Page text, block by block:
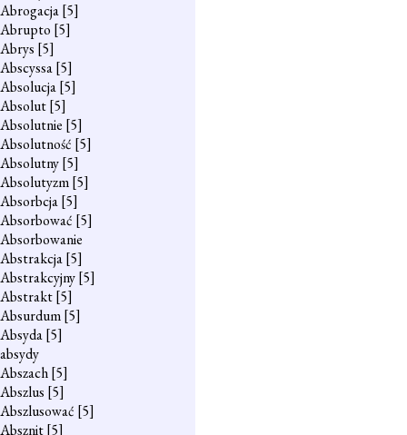
Abrogacja[5]
Abrupto [5]
Abrys [5]
Abscyssa[5]
Absolucja[5]
Absolut[5]
Absolutnie [5]
Absolutność [5]
Absolutny[5]
Absolutyzm[5]
Absorbcja[5]
Absorbować [5]
Absorbowanie
Abstrakcja[5]
Abstrakcyjny[5]
Abstrakt[5]
Absurdum[5]
Absyda[5]
absydy
Abszach[5]
Abszlus [5]
Abszlusować [5]
Absznit[5]